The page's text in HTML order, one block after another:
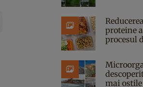
proteine
procesul
mai